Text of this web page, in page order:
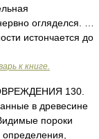
огляделся. …
истончается до
к книге.
130.
в древесине
пороки